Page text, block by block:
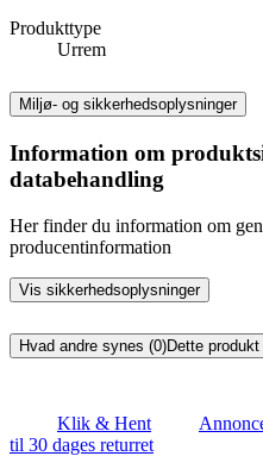
Produkttype
Urrem
Miljø- og sikkerhedsoplysninger
Information om
databehandling
Her finder du information om
producentinformation
Vis sikkerhedsoplysninger
Hvad andre synes (0)Dette
Klik & Hent
til 30 dages returret